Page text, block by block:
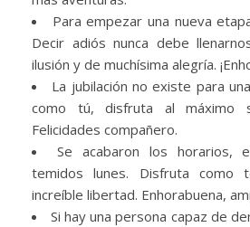
Para empezar una nueva
Decir adiós nunca debe
ilusión y de muchísima alegría.
La jubilación no existe para
como tú, disfruta al máximo
Felicidades compañero.
Se acabaron los horarios,
temidos lunes. Disfruta como
increíble libertad. Enhorabuena,
Si hay una persona capaz de